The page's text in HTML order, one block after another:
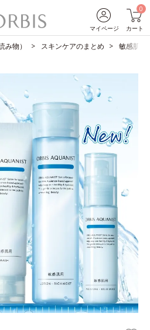
マイページ
0
カート
み物） スキンケアのまとめ 敏感肌用